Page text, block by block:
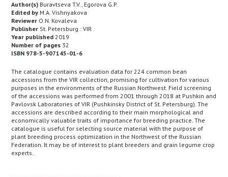
Author(s) Buravtseva T.V., Egorova G.P.
Edited by M.A. Vishnyakova
Reviewer O.N. Kovaleva
Publisher St. Petersburg : VIR
Year published 2019
Number of pages 32
ISBN 978-5-907145-01-6
The catalogue contains evaluation data for 224 common bean
accessions from the VIR collection, promising for cultivation for various
purposes in the environments of the Russian Northwest. Field screening
of the accessions was performed from 2001 through 2018 at Pushkin and
Pavlovsk Laboratories of VIR (Pushkinsky District of St. Petersburg). The
accessions are described according to their main morphological and
economically valuable traits of importance for breeding practice. The
catalogue is useful for selecting source material with the purpose of
plant breeding process optimization in the Northwest of the Russian
Federation. It may be of interest to plant breeders and grain legume crop
experts.